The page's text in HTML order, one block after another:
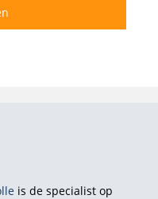
is de specialist op